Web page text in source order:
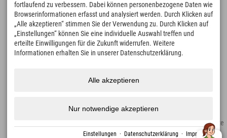
Zeit für Explorer Moments
166
Bergseen und Erlebnisbäder
4.634km
Pisten zum Skifahren und
Snowboarden
uns weiter
Nachhaltigkeitszertifikate
fortlaufend zu verbessern. Dabei können personenbezogene Daten wie
Browserinformationen erfasst und analysiert werden. Durch Klicken auf
„Alle akzeptieren“ stimmen Sie der Verwendung zu. Durch Klicken auf
„Einstellungen“ können Sie eine individuelle Auswahl treffen und
erteilte Einwilligungen für die Zukunft widerrufen. Weitere
Informationen erhalten Sie in unserer Datenschutzerklärung.
Alle akzeptieren
Nur notwendige akzeptieren
Einstellungen · Datenschutzerklärung · Impressum